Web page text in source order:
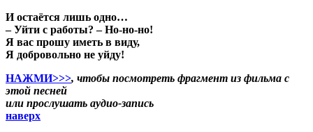
И остаётся лишь одно…
– Уйти с работы? – Но-но-но!
Я вас прошу иметь в виду,
Я добровольно не уйду!
НАЖМИ>>>, чтобы посмотреть фрагмент из фильма с
этой песней
или прослушать аудио-запись
наверх